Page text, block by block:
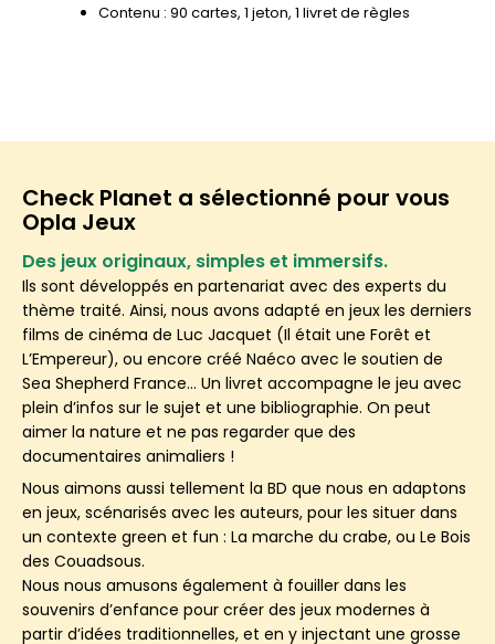
Contenu : 90 cartes, 1 jeton, 1 livret de règles
Check Planet a sélectionné pour vous
Opla Jeux
Des jeux originaux, simples et immersifs.
Ils sont développés en partenariat avec des experts du
thème traité. Ainsi, nous avons adapté en jeux les derniers
films de cinéma de Luc Jacquet (Il était une Forêt et
L’Empereur), ou encore créé Naéco avec le soutien de
Sea Shepherd France… Un livret accompagne le jeu avec
plein d’infos sur le sujet et une bibliographie. On peut
aimer la nature et ne pas regarder que des
documentaires animaliers !
Nous aimons aussi tellement la BD que nous en adaptons
en jeux, scénarisés avec les auteurs, pour les situer dans
un contexte green et fun : La marche du crabe, ou Le Bois
des Couadsous.
Nous nous amusons également à fouiller dans les
souvenirs d’enfance pour créer des jeux modernes à
partir d’idées traditionnelles, et en y injectant une grosse